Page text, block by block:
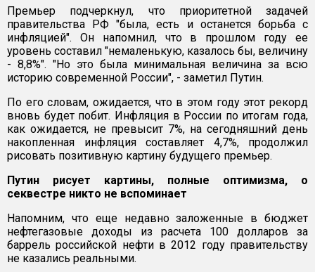
Премьер подчеркнул, что приоритетной задачей
правительства РФ "была, есть и останется борьба с
инфляцией". Он напомнил, что в прошлом году ее
уровень составил "немаленькую, казалось бы, величину
- 8,8%". "Но это была минимальная величина за всю
историю современной России", - заметил Путин.
По его словам, ожидается, что в этом году этот рекорд
вновь будет побит. Инфляция в России по итогам года,
как ожидается, не превысит 7%, на сегодняшний день
накопленная инфляция составляет 4,7%, продолжил
рисовать позитивную картину будущего премьер.
Путин рисует картины, полные оптимизма, о
секвестре никто не вспоминает
Напомним, что еще недавно заложенные в бюджет
нефтегазовые доходы из расчета 100 долларов за
баррель российской нефти в 2012 году правительству
не казались реальными.